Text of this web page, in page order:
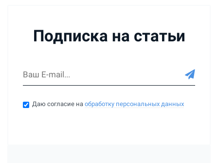
Подписка на статьи
Даю согласие наобработку персональных данных